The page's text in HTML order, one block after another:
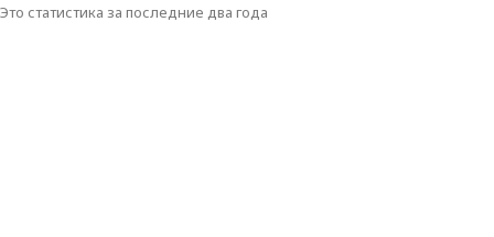
Это статистика за последние два года